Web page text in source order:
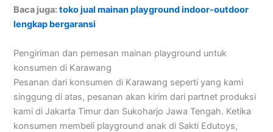
Baca juga:toko jual mainan playground indoor-outdoor
lengkap bergaransi
Pengiriman dan pemesan mainan playground untuk
konsumen di Karawang
Pesanan dari konsumen di Karawang seperti yang kami
singgung di atas, pesanan akan kirim dari partnet produksi
kami di Jakarta Timur dan Sukoharjo Jawa Tengah. Ketika
konsumen membeli playground anak di Sakti Edutoys,